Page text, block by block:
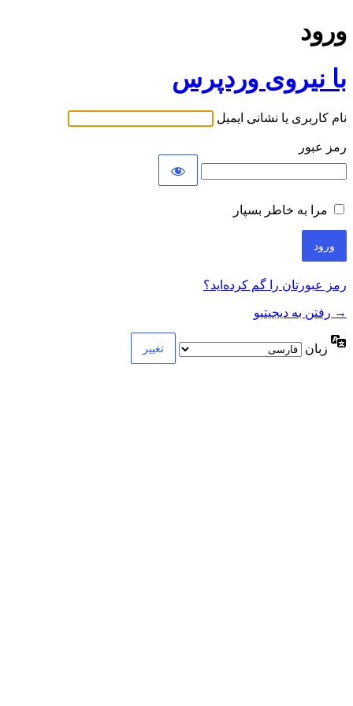
ورود
با نیروی وردپرس
نام کاربری یا نشانی ایمیل
رمز عبور
مرا به خاطر بسپار
رمز عبورتان را گم کرده‌اید؟
→ رفتن به دیجیتیو
زبان